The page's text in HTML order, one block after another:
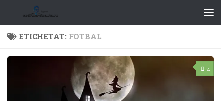
ETICHETAT: FOTBAL
2